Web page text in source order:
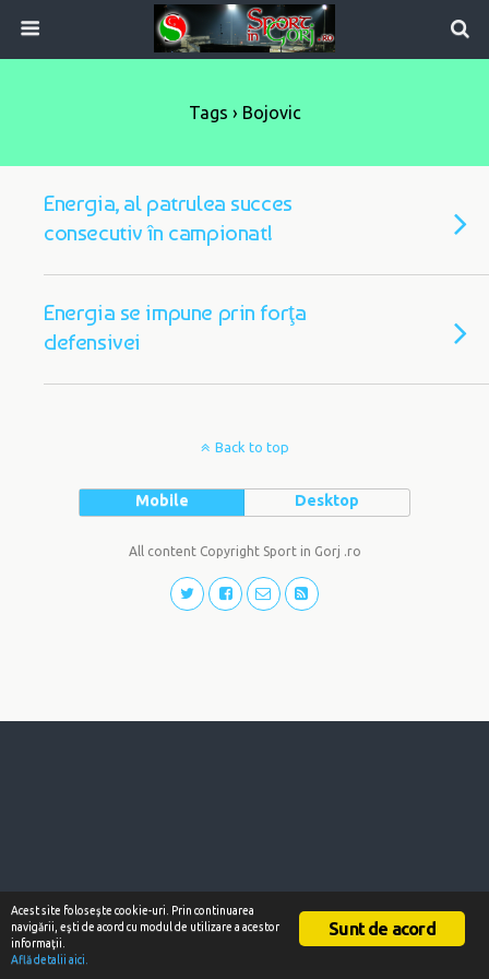
Tags › Bojovic
Energia, al patrulea succes
consecutiv în campionat!
Energia se impune prin forţa
defensivei
Back to top
Mobile Desktop
All content Copyright Sport in Gorj .ro
Sunt de acord
Acest site foloseşte cookie-uri. Prin continuarea
navigării, eşti de acord cu modul de utilizare a acestor
informaţii.
Află detalii aici.